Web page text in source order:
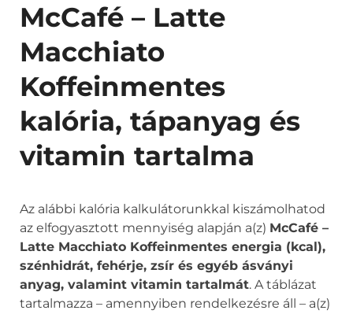
McCafé – Latte
Macchiato
Koffeinmentes
kalória, tápanyag és
vitamin tartalma
Az alábbi kalória kalkulátorunkkal kiszámolhatod
az elfogyasztott mennyiség alapján a(z) McCafé –
Latte Macchiato Koffeinmentes energia (kcal),
szénhidrát, fehérje, zsír és egyéb ásványi
anyag, valamint vitamin tartalmát. A táblázat
tartalmazza – amennyiben rendelkezésre áll – a(z)